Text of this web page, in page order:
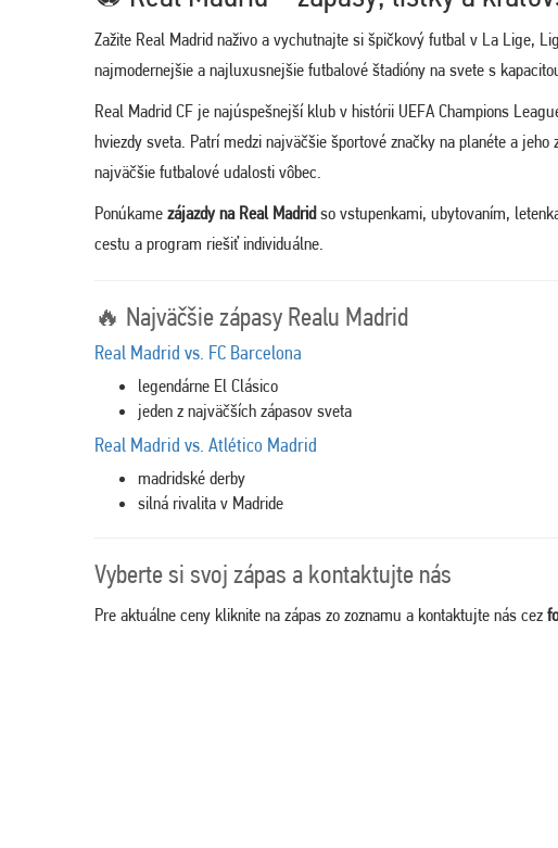
Zažite Real Madrid naživo a vychutnajte si špičkový futbal v La Lige,
najmodernejšie a najluxusnejšie futbalové štadióny na svete s
Real Madrid CF je najúspešnejší klub v histórii UEFA Champions
hviezdy sveta. Patrí medzi najväčšie športové značky na planéte a
najväčšie futbalové udalosti vôbec.
Ponúkame zájazdy na Real Madrid so vstupenkami, ubytovaním,
cestu a program riešiť individuálne.
🔥 Najväčšie zápasy Realu Madrid
Real Madrid vs. FC Barcelona
legendárne El Clásico
jeden z najväčších zápasov sveta
Real Madrid vs. Atlético Madrid
madridské derby
silná rivalita v Madride
Vyberte si svoj zápas a kontaktujte nás
Pre aktuálne ceny kliknite na zápas zo zoznamu a kontaktujte nás cez